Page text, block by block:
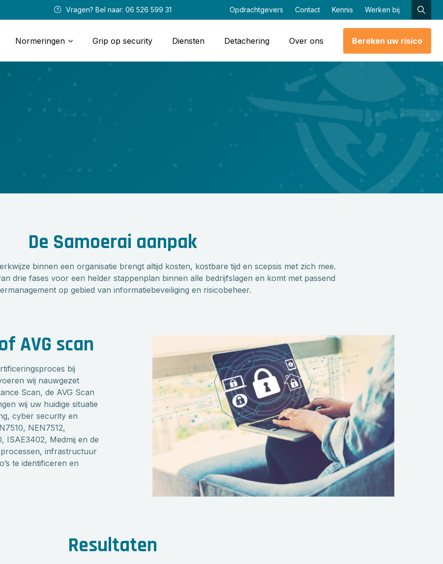
Vragen? Bel naar: 06 526 599 31 Opdrachtgevers Contact Kennis Werken bij
Normeringen Grip op security Diensten Detachering Over ons Bereken uw risico
De Samoerai aanpak
binnen een organisatie brengt altijd kosten, kostbare tijd en scepsis met zich mee.
drie fases voor een helder stappenplan binnen alle bedrijfslagen en komt met passend
op gebied van informatiebeveiliging en risicobeheer.
AVG scan
bij
wij nauwgezet
Scan, de AVG Scan
wij uw huidige situatie
cyber security en
NEN7512,
ISAE3402, Medmij en de
infrastructuur
te identificeren en
Resultaten